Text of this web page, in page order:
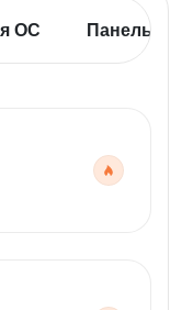
ОС Панель